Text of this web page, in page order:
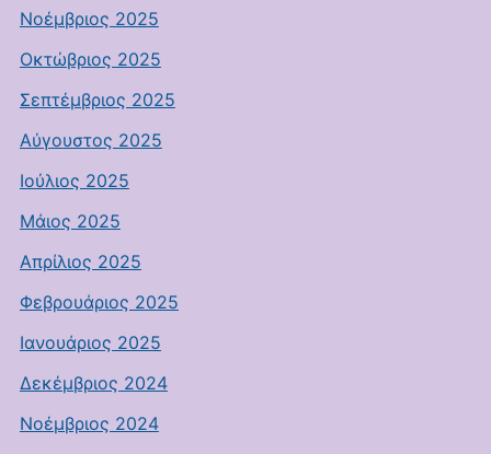
Νοέμβριος 2025
Οκτώβριος 2025
Σεπτέμβριος 2025
Αύγουστος 2025
Ιούλιος 2025
Μάιος 2025
Απρίλιος 2025
Φεβρουάριος 2025
Ιανουάριος 2025
Δεκέμβριος 2024
Νοέμβριος 2024